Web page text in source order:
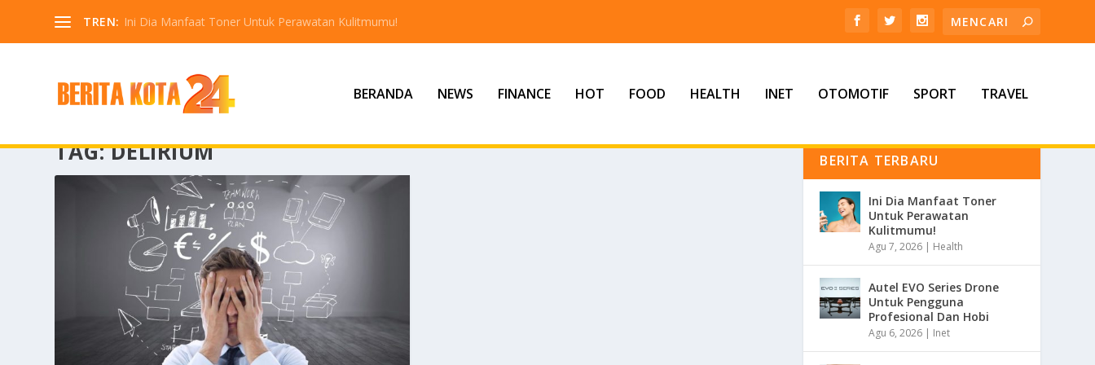
TREN: Ini Dia Manfaat Toner Untuk Perawatan Kulitmumu!
BERANDA NEWS FINANCE HOT FOOD HEALTH INET OTOMOTIF SPORT TRAVEL
TAG:DELIRIUM BERITA TERBARU
Ini Dia Manfaat Toner
Untuk Perawatan
Kulitmumu!
Agu 7, 2026 | Health
Autel EVO Series Drone
Untuk Pengguna
Profesional Dan Hobi
Agu 6, 2026 | Inet